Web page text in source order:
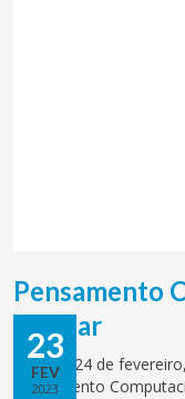
23
FEV
2023
Pensamento
Escolar
De 13 a 24 de
Pensamento